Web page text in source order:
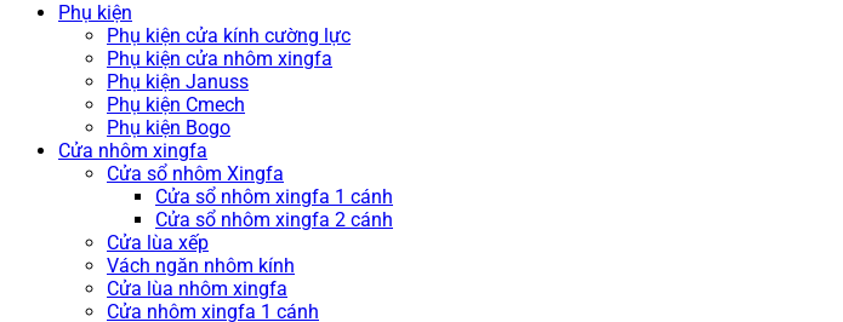
Phụ kiện
Phụ kiện cửa kính cường lực
Phụ kiện cửa nhôm xingfa
Phụ kiện Januss
Phụ kiện Cmech
Phụ kiện Bogo
Cửa nhôm xingfa
Cửa sổ nhôm Xingfa
Cửa sổ nhôm xingfa 1 cánh
Cửa sổ nhôm xingfa 2 cánh
Cửa lùa xếp
Vách ngăn nhôm kính
Cửa lùa nhôm xingfa
Cửa nhôm xingfa 1 cánh